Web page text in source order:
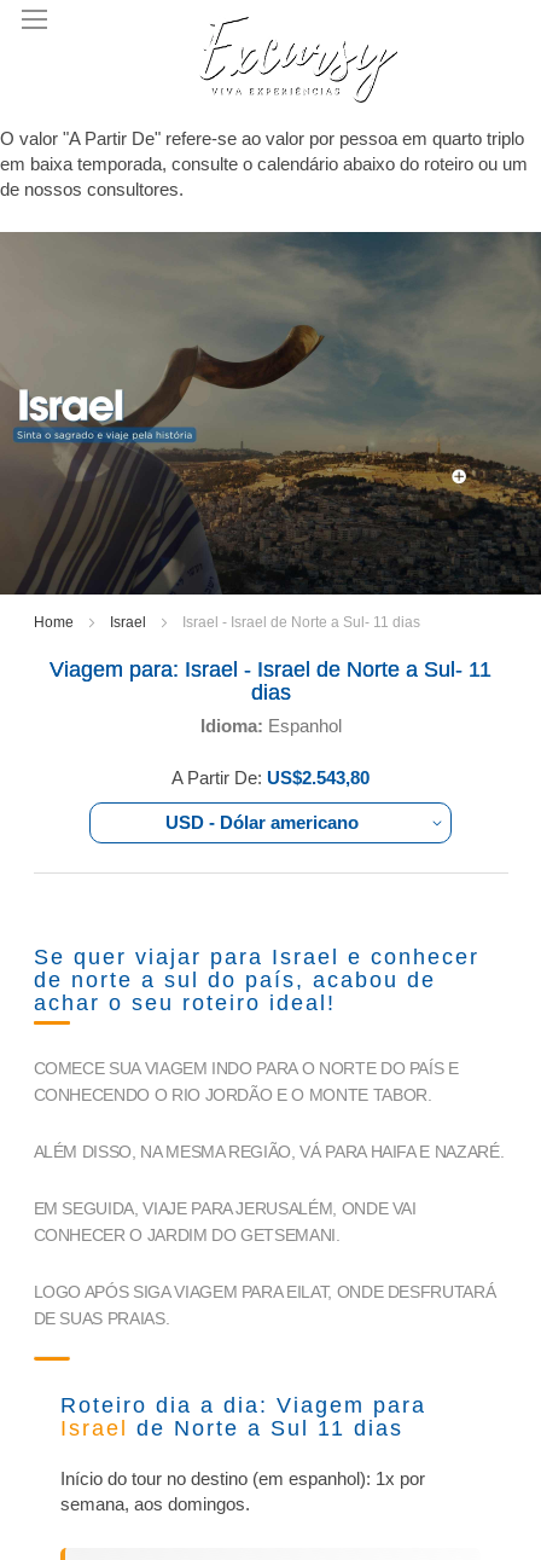
O valor "A Partir De" refere-se ao valor por pessoa em quarto triplo
em baixa temporada, consulte o calendário abaixo do roteiro ou um
de nossos consultores.
Home Israel Israel - Israel de Norte a Sul- 11 dias
Viagem para: Israel - Israel de Norte a Sul- 11
dias
Idioma: Espanhol
A Partir De: US$2.543,80
USD - Dólar americano
Se quer viajar para Israel e conhecer
de norte a sul do país, acabou de
achar o seu roteiro ideal!
COMECE SUA VIAGEM INDO PARA O NORTE DO PAÍS E
CONHECENDO O RIO JORDÃO E O MONTE TABOR.
ALÉM DISSO, NA MESMA REGIÃO, VÁ PARA HAIFA E NAZARÉ.
EM SEGUIDA, VIAJE PARA JERUSALÉM, ONDE VAI
CONHECER O JARDIM DO GETSEMANI.
LOGO APÓS SIGA VIAGEM PARA EILAT, ONDE DESFRUTARÁ
DE SUAS PRAIAS.
Roteiro dia a dia: Viagem para
Israel
de Norte a Sul 11 dias
Início do tour no destino (em espanhol): 1x por
semana, aos domingos.